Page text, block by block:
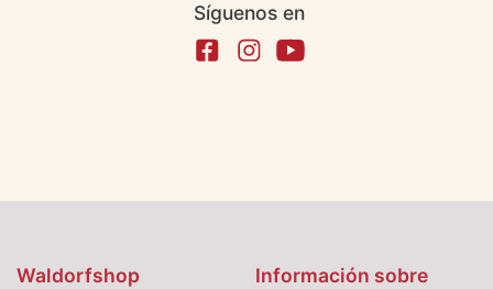
Síguenos en
Waldorfshop Información sobre